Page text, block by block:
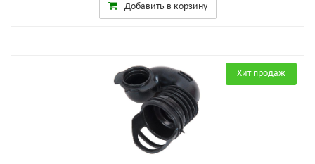
Добавить в корзину
Хит продаж